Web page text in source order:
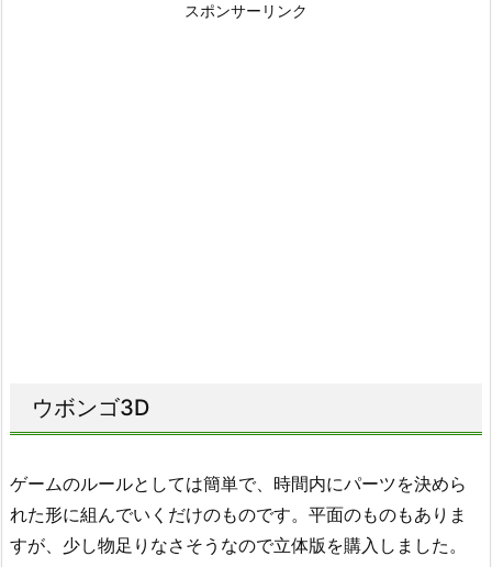
スポンサーリンク
ウボンゴ3D
ゲームのルールとしては簡単で、時間内にパーツを決めら
れた形に組んでいくだけのものです。平面のものもありま
すが、少し物足りなさそうなので立体版を購入しました。